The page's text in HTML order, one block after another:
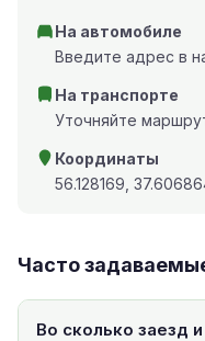
На автомобиле
Введите адрес в
На транспорте
Уточняйте
Координаты
56.128169,
Часто
Во сколько заезд